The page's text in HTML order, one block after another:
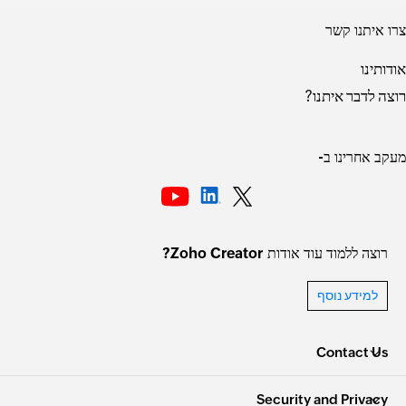
צרו איתנו קשר
אודותינו
רוצה לדבר איתנו?
מעקב אחרינו ב-
רוצה ללמוד עוד אודות Zoho Creator?
למידע נוסף
Contact Us
Security and Privacy